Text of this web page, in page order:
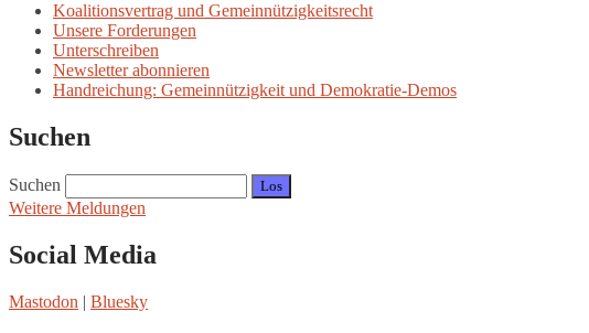
Koalitionsvertrag und Gemeinnützigkeitsrecht
Unsere Forderungen
Unterschreiben
Newsletter abonnieren
Handreichung: Gemeinnützigkeit und Demokratie-Demos
Suchen
Suchen
Weitere Meldungen
Social Media
Mastodon | Bluesky